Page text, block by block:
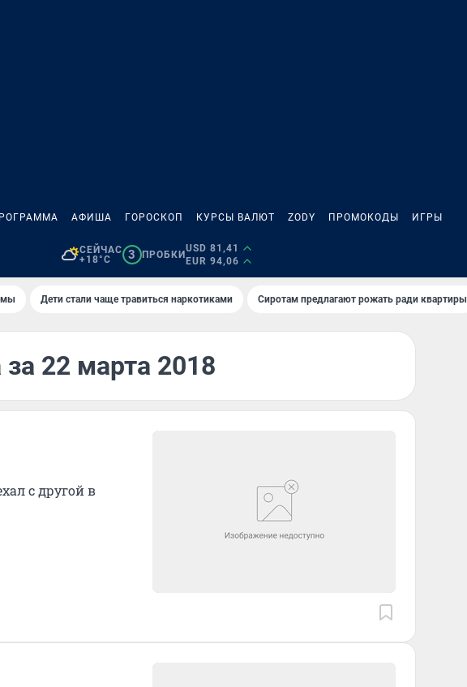
АФИША ГОРОСКОП КУРСЫ ВАЛЮТ ZODY ПРОМОКОДЫ ИГРЫ
СЕЙЧАС
+18°C
3 ПРОБКИ
USD 81,41
EUR 94,06
Дети стали чаще травиться наркотиками Сиротам предлагают рожать ради квартиры
22 марта 2018
с другой в